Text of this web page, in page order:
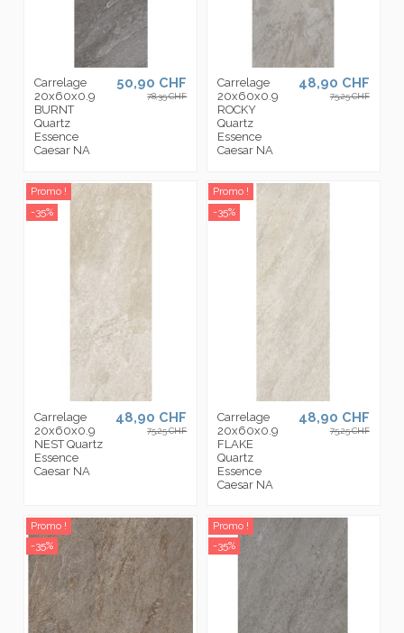
Carrelage
20x60x0.9
BURNT
Quartz
Essence
Caesar NA
50,90 CHF
78,35 CHF
Carrelage
20x60x0.9
ROCKY
Quartz
Essence
Caesar NA
48,90 CHF
75,25 CHF
Promo !
-35%
Carrelage
20x60x0.9
NEST Quartz
Essence
Caesar NA
48,90 CHF
75,25 CHF
Promo !
-35%
Carrelage
20x60x0.9
FLAKE
Quartz
Essence
Caesar NA
48,90 CHF
75,25 CHF
Promo !
-35%
Promo !
-35%